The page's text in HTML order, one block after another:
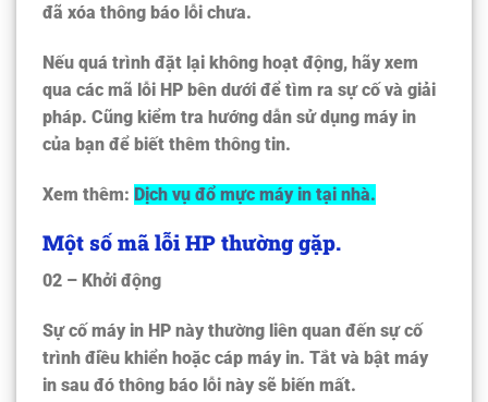
đã xóa thông báo lỗi chưa.
Nếu quá trình đặt lại không hoạt động, hãy xem
qua các mã lỗi HP bên dưới để tìm ra sự cố và giải
pháp. Cũng kiểm tra hướng dẫn sử dụng máy in
của bạn để biết thêm thông tin.
Xem thêm: Dịch vụ đổ mực máy in tại nhà.
Một số mã lỗi HP thường gặp.
02 – Khởi động
Sự cố máy in HP này thường liên quan đến sự cố
trình điều khiển hoặc cáp máy in. Tắt và bật máy
in sau đó thông báo lỗi này sẽ biến mất.